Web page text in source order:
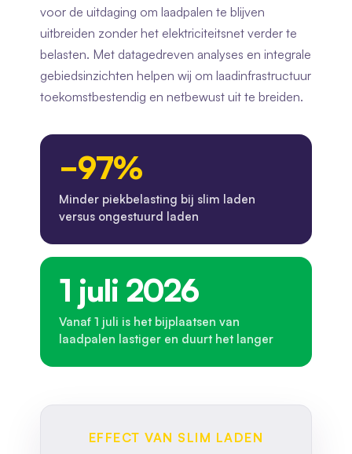
voor de uitdaging om laadpalen te blijven
uitbreiden zonder het elektriciteitsnet verder te
belasten. Met datagedreven analyses en integrale
gebiedsinzichten helpen wij om laadinfrastructuur
toekomstbestendig en netbewust uit te breiden.
−97%
Minder piekbelasting bij slim laden
versus ongestuurd laden
1 juli 2026
Vanaf 1 juli is het bijplaatsen van
laadpalen lastiger en duurt het langer
EFFECT VAN SLIM LADEN